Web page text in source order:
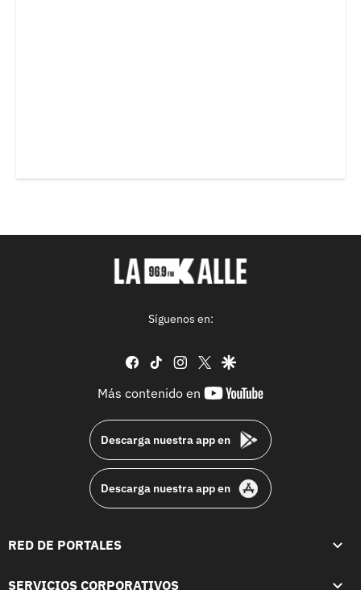
Síguenos en:
facebook
tiktok instagram
twittergoogle
Más contenido en
youtube-
Descarga nuestra app en
Descarga nuestra app en
RED DE PORTALES
SERVICIOS CORPORATIVOS